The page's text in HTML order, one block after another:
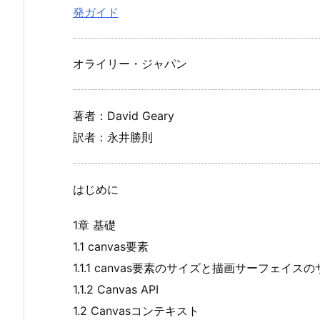
発ガイド
オライリー・ジャパン
著者：David Geary
訳者：永井勝則
はじめに
1章 基礎
1.1 canvas要素
1.1.1 canvas要素のサイズと描画サーフェイスの
1.1.2 Canvas API
1.2 Canvasコンテキスト